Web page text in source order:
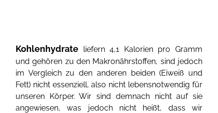
Kohlenhydrate liefern 4,1 Kalorien pro Gramm
und gehören zu den Makronährstoffen, sind jedoch
im Vergleich zu den anderen beiden (Eiweiß und
Fett) nicht essenziell, also nicht lebensnotwendig für
unseren Körper. Wir sind demnach nicht auf sie
angewiesen, was jedoch nicht heißt, dass wir